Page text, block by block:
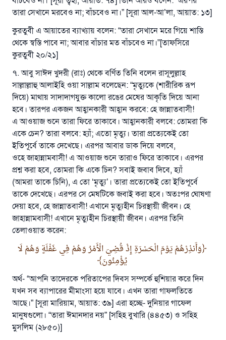
তারা সেখানে মরবেও না; বাঁচবেও না।” [সূরা আল-আ’লা, আয়াত: ১৩]
কুরতুবী এ আয়াতের ব্যাখ্যায় বলেন: “তারা সেখানে মরে গিয়ে শাস্তি
থেকে স্বস্তি পাবে না; আবার বাঁচার মত বাঁচবেও না।”[তাফসিরে
কুরতুবী ২০/২১]
৭. আবু সাঈদ খুদরী (রাঃ) থেকে বর্ণিত তিনি বলেন রাসূলুল্লাহ
সাল্লাল্লাহু আলাইহি ওয়া সাল্লাম বলেছেন: “মৃত্যুকে (শারীরিক রূপ
দিয়ে) মাথায় সাদাদাগযুক্ত কালো রঙের মেষের আকৃতি দিয়ে আনা
হবে। তারপর একজন আহ্বানকারী আহ্বান করবে: হে জান্নাতবাসী!
এ আওয়াজ শুনে তারা ফিরে তাকাবে। আহ্বানকারী বলবে: তোমরা কি
একে চেন? তারা বলবে: হ্যাঁ; এতো মৃত্যু। তারা প্রত্যেকেই তো
ইতিপূর্বে তাকে দেখেছে। এরপর আবার ডাক দিয়ে বলবে,
ওহে জাহান্নামবাসী! এ আওয়াজ শুনে তারাও ফিরে তাকাবে। এরপর
প্রশ্ন করা হবে, তোমরা কি একে চিন? সবাই জবাব দিবে, হ্যাঁ
(আমরা তাকে চিনি), এ তো ‘মৃত্যু’। তারা প্রত্যেকেই তো ইতিপূর্বে
তাকে দেখেছে। এরপর সে মেষটিকে জবাই করা হবে। অতঃপর ঘোষণা
দেয়া হবে, হে জান্নাতবাসী! এখানে মৃত্যুহীন চিরস্থায়ী জীবন। হে
জাহান্নামবাসী! এখানে মৃত্যুহীন চিরস্থায়ী জীবন। এরপর তিনি
তেলাওয়াত করেন:
وَأَنذِرْهُمْ يَوْمَ الْحَسْرَةِ إِذْ قُضِيَ الْأَمْرُ وَهُمْ فِي غَفْلَةٍ وَهُمْ لَا
يُؤْمِنُونَ
অর্থ- “আপনি তাদেরকে পরিতাপের দিবস সম্পর্কে হুশিয়ার করে দিন
যখন সব ব্যাপারের মীমাংসা হয়ে যাবে। এখন তারা গাফলতিতে
আছে।” [সূরা মারিয়াম, আয়াত: ৩৯] এরা হচ্ছে- দুনিয়ার গাফেল
মানুষগুলো। “তারা ঈমানদার নয়” [সহিহ বুখারি (৪৪৫৩) ও সহিহ
মুসলিম (২৮৫০)]
উত্তর নম্বর ১১০৮৪৫ একটি বিবাহ রক্ষা
করেছিল।
উম্মাহকে উত্তর দিতে আমাদেরকে সহযোগিতা করুন
রাসূল সাল্লাল্লাহু আলাইহি ওয়া সাল্লাম বলেছেন
যে ব্যক্তি সৎ কর্মের পথ দেখাবে সে সৎকর্মকারীর সমান
সওয়াব পাবে
এখনই শরীক হোন